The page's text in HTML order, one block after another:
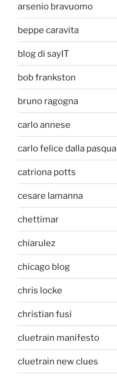
arsenio bravuomo
beppe caravita
blog di sayIT
bob frankston
bruno ragogna
carlo annese
carlo felice dalla pasqua
catriona potts
cesare lamanna
chettimar
chiarulez
chicago blog
chris locke
christian fusi
cluetrain manifesto
cluetrain new clues